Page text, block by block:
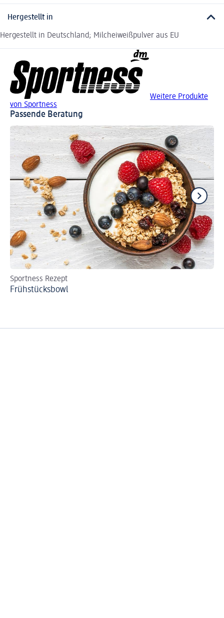
Hergestellt in
Hergestellt in Deutschland; Milcheiweißpulver aus EU
Weitere Produkte
von Sportness
Passende Beratung
Sportness Rezept
Frühstücksbowl